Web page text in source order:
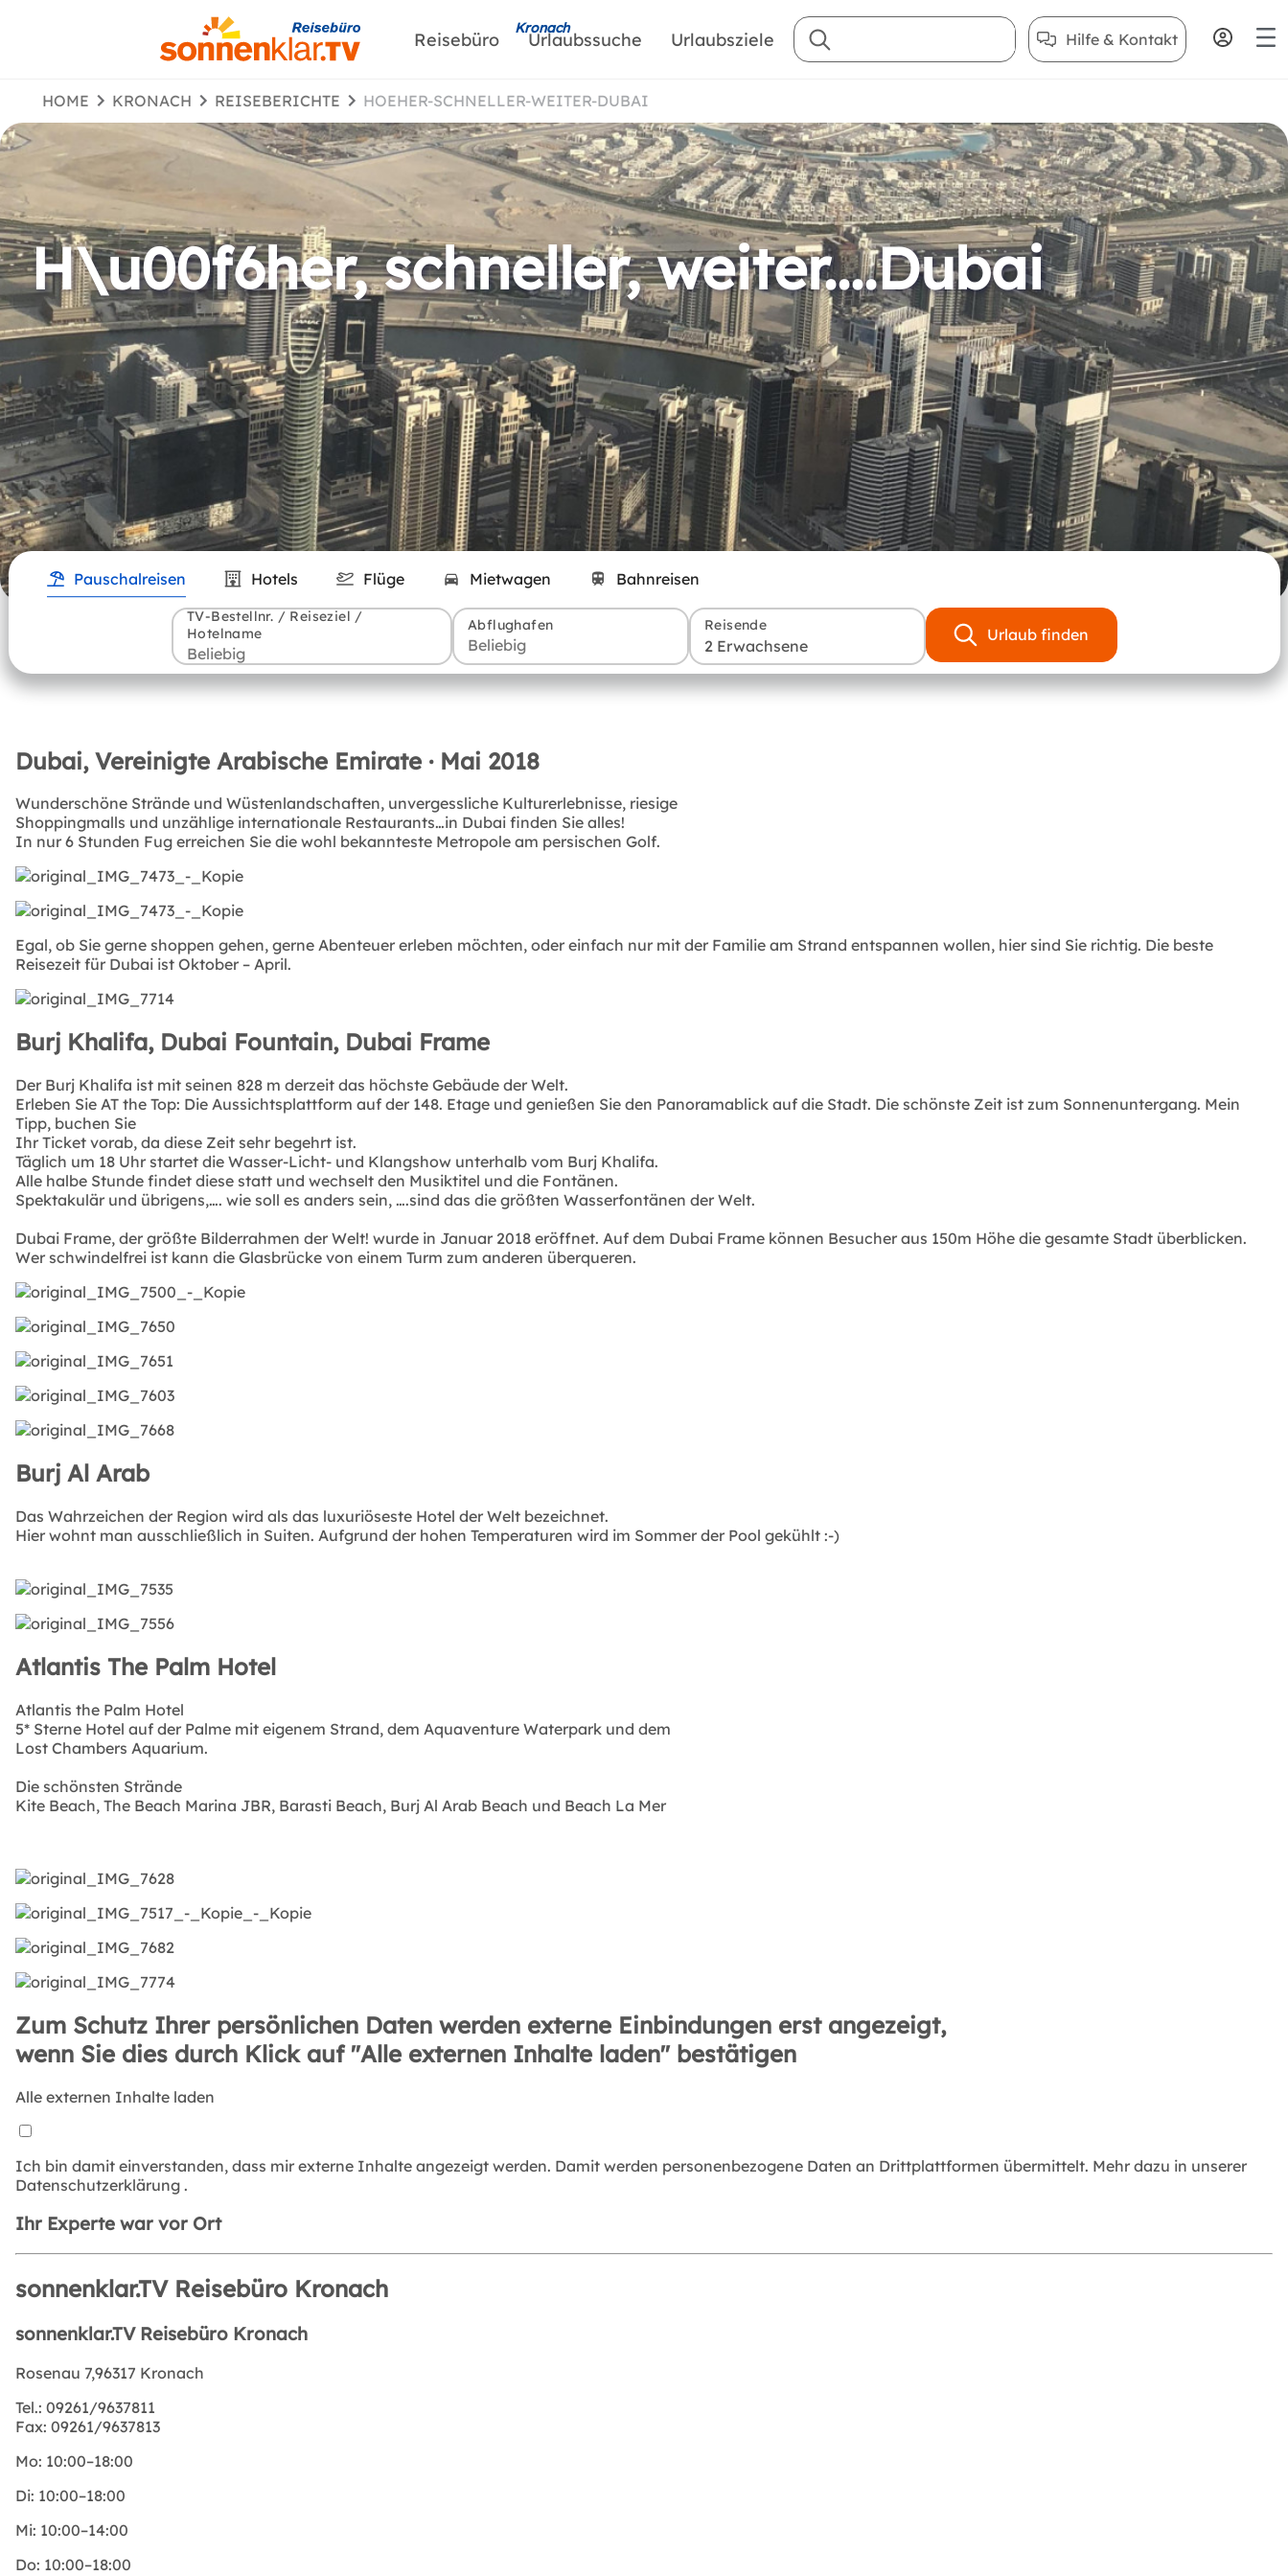
Kronach
Reisebüro Urlaubssuche Urlaubsziele Hilfe & Kontakt
HOME KRONACH REISEBERICHTE HOEHER-SCHNELLER-WEITER-DUBAI
H\u00f6her, schneller, weiter....Dubai
Pauschalreisen Hotels Flüge Mietwagen Bahnreisen
TV-Bestellnr. / Reiseziel /
Hotelname
Abflughafen Reisende
2 Erwachsene
Urlaub finden
Dubai, Vereinigte Arabische Emirate · Mai 2018
Wunderschöne Strände und Wüstenlandschaften, unvergessliche Kulturerlebnisse, riesige
Shoppingmalls und unzählige internationale Restaurants…in Dubai finden Sie alles!
In nur 6 Stunden Fug erreichen Sie die wohl bekannteste Metropole am persischen Golf.
Egal, ob Sie gerne shoppen gehen, gerne Abenteuer erleben möchten, oder einfach nur mit der Familie am Strand entspannen wollen, hier sind Sie richtig. Die beste
Reisezeit für Dubai ist Oktober – April.
Burj Khalifa, Dubai Fountain, Dubai Frame
Der Burj Khalifa ist mit seinen 828 m derzeit das höchste Gebäude der Welt.
Erleben Sie AT the Top: Die Aussichtsplattform auf der 148. Etage und genießen Sie den Panoramablick auf die Stadt. Die schönste Zeit ist zum Sonnenuntergang. Mein
Tipp, buchen Sie
Ihr Ticket vorab, da diese Zeit sehr begehrt ist.
Täglich um 18 Uhr startet die Wasser-Licht- und Klangshow unterhalb vom Burj Khalifa.
Alle halbe Stunde findet diese statt und wechselt den Musiktitel und die Fontänen.
Spektakulär und übrigens,…. wie soll es anders sein, ….sind das die größten Wasserfontänen der Welt.
Dubai Frame, der größte Bilderrahmen der Welt! wurde in Januar 2018 eröffnet. Auf dem Dubai Frame können Besucher aus 150m Höhe die gesamte Stadt überblicken.
Wer schwindelfrei ist kann die Glasbrücke von einem Turm zum anderen überqueren.
Burj Al Arab
Das Wahrzeichen der Region wird als das luxuriöseste Hotel der Welt bezeichnet.
Hier wohnt man ausschließlich in Suiten. Aufgrund der hohen Temperaturen wird im Sommer der Pool gekühlt :-)
Atlantis The Palm Hotel
Atlantis the Palm Hotel
5* Sterne Hotel auf der Palme mit eigenem Strand, dem Aquaventure Waterpark und dem
Lost Chambers Aquarium.
Die schönsten Strände
Kite Beach, The Beach Marina JBR, Barasti Beach, Burj Al Arab Beach und Beach La Mer
Zum Schutz Ihrer persönlichen Daten werden externe Einbindungen erst angezeigt,
wenn Sie dies durch Klick auf "Alle externen Inhalte laden" bestätigen
Alle externen Inhalte laden
Ich bin damit einverstanden, dass mir externe Inhalte angezeigt werden. Damit werden personenbezogene Daten an Drittplattformen übermittelt. Mehr dazu in unserer
Datenschutzerklärung .
Ihr Experte war vor Ort
sonnenklar.TV Reisebüro Kronach
sonnenklar.TV Reisebüro Kronach
Rosenau 7,96317 Kronach
Tel.: 09261/9637811
Fax: 09261/9637813
Mo: 10:00–18:00
Di: 10:00–18:00
Mi: 10:00–14:00
Do: 10:00–18:00